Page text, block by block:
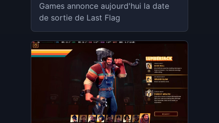
Games annonce aujourd'hui la date
de sortie de Last Flag